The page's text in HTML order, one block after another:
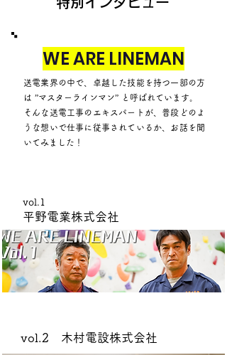
WE ARE LINEMAN
送電業界の中で、卓越した技能を持つ一部の方
は ”マスターラインマン” と呼ばれています。
そんな送電工事のエキスパートが、普段どのよ
うな想いで仕事に従事されているか、お話を聞
いてみました！
vol.1
平野電業株式会社
vol.2 木村電設株式会社